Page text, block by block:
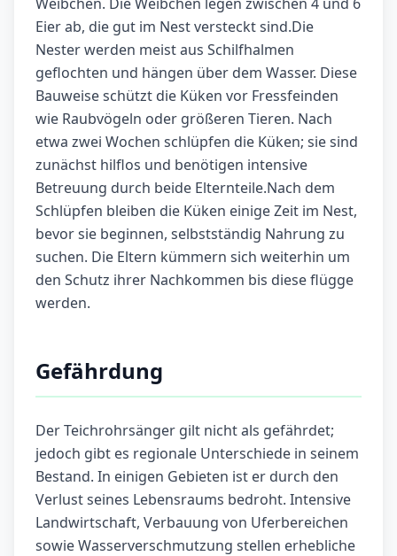
Weibchen. Die Weibchen legen zwischen 4 und 6
Eier ab, die gut im Nest versteckt sind.Die
Nester werden meist aus Schilfhalmen
geflochten und hängen über dem Wasser. Diese
Bauweise schützt die Küken vor Fressfeinden
wie Raubvögeln oder größeren Tieren. Nach
etwa zwei Wochen schlüpfen die Küken; sie sind
zunächst hilflos und benötigen intensive
Betreuung durch beide Elternteile.Nach dem
Schlüpfen bleiben die Küken einige Zeit im Nest,
bevor sie beginnen, selbstständig Nahrung zu
suchen. Die Eltern kümmern sich weiterhin um
den Schutz ihrer Nachkommen bis diese flügge
werden.
Gefährdung
Der Teichrohrsänger gilt nicht als gefährdet;
jedoch gibt es regionale Unterschiede in seinem
Bestand. In einigen Gebieten ist er durch den
Verlust seines Lebensraums bedroht. Intensive
Landwirtschaft, Verbauung von Uferbereichen
sowie Wasserverschmutzung stellen erhebliche